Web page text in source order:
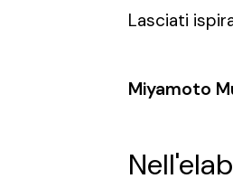
Lasciati
Miyamoto